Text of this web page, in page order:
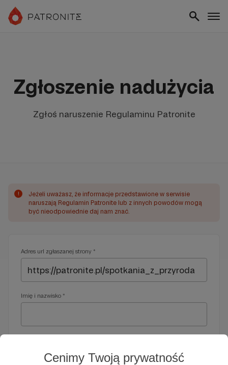
Cenimy Twoją prywatność
Zgłoszenie nadużycia
Zgłoś naruszenie Regulaminu Patronite
!
Jeżeli uważasz, że informacje przedstawione w serwisie
naruszają Regulamin Patronite lub z innych powodów mogą
być nieodpowiednie daj nam znać.
Adres url zgłaszanej strony *
Imię i nazwisko *